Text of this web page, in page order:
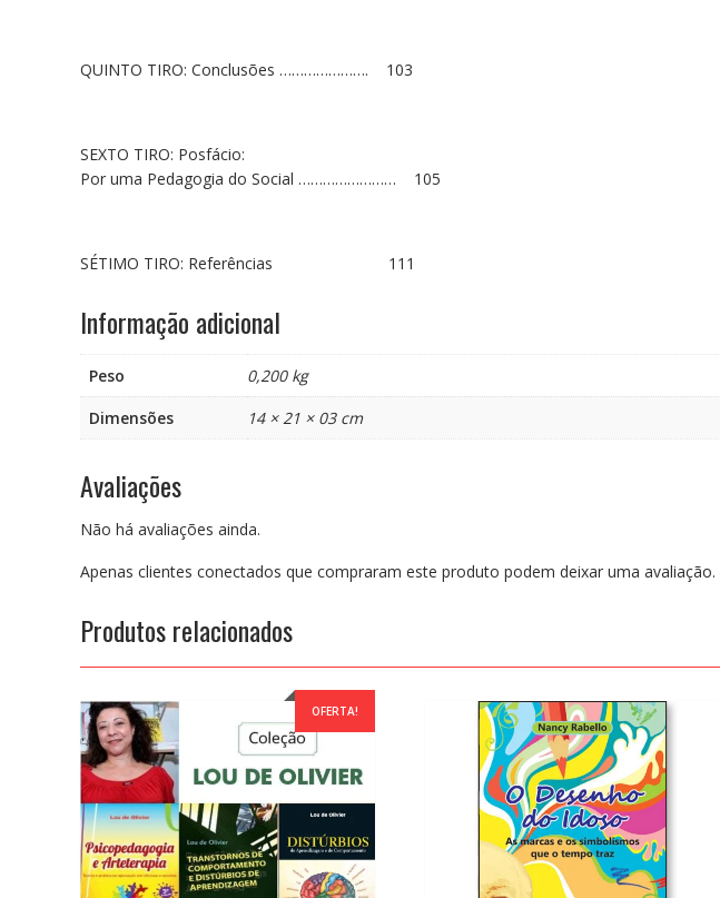
QUINTO TIRO: Conclusões …………………. 103
SEXTO TIRO: Posfácio:
Por uma Pedagogia do Social …………………… 105
SÉTIMO TIRO: Referências 111
Informação adicional
Peso
0,200 kg
Dimensões
14 × 21 × 03 cm
Avaliações
Não há avaliações ainda.
Apenas clientes conectados que compraram este produto podem deixar uma avaliação.
Produtos relacionados
OFERTA!